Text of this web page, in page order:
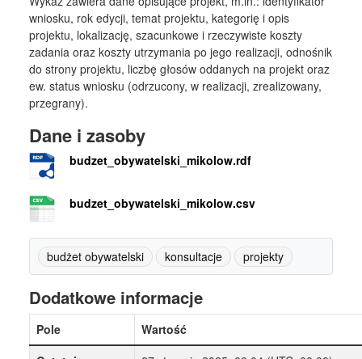
wniosku, rok edycji, temat projektu, kategorię i opis
projektu, lokalizację, szacunkowe i rzeczywiste koszty
zadania oraz koszty utrzymania po jego realizacji, odnośnik
do strony projektu, liczbę głosów oddanych na projekt oraz
ew. status wniosku (odrzucony, w realizacji, zrealizowany,
przegrany).
Dane i zasoby
budzet_obywatelski_mikolow.rdf
budzet_obywatelski_mikolow.csv
budżet obywatelski konsultacje projekty
Dodatkowe informacje
Pole
Wartość